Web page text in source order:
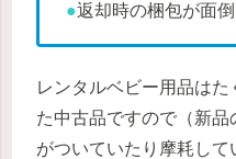
●返却時の梱包が面倒
レンタルベビー用品は
た中古品ですので（新
がついていたり摩耗し